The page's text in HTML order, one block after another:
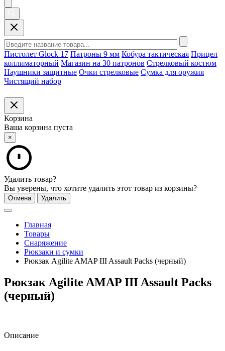
Пистолет Glock 17 Патроны 9 мм Кобура тактическая Прицел
коллиматорный Магазин на 30 патронов Стрелковый костюм
Наушники защитные Очки стрелковые Сумка для оружия
Чистящий набор
Корзина
Ваша корзина пуста
×
Удалить товар?
Вы уверены, что хотите удалить этот товар из корзины?
Отмена Удалить
Главная
Товары
Снаряжение
Рюкзаки и сумки
Рюкзак Agilite AMAP III Assault Packs (черный)
Рюкзак Agilite AMAP III Assault Packs
(черный)
Описание